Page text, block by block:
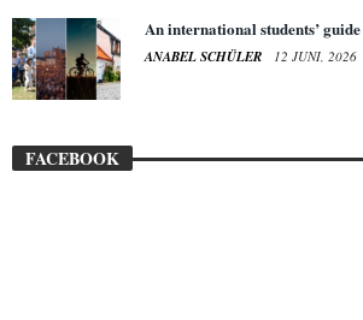
An international students’
ANABEL SCHÜLER 12 JUNI, 2026
FACEBOOK